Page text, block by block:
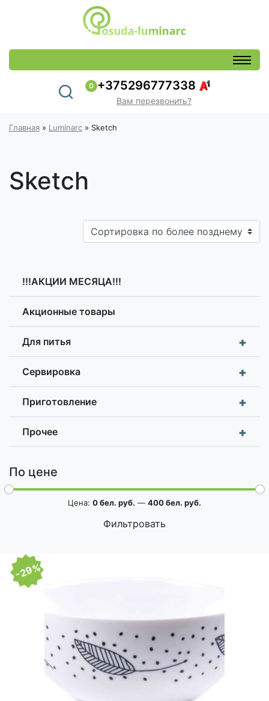
0 +375296777338
Вам перезвонить?
Главная » Luminarc » Sketch
Sketch
!!!АКЦИИ МЕСЯЦА!!!
Акционные товары
+
Для питья
+
Сервировка
+
Приготовление
+
Прочее
По цене
Фильтровать
Цена: 0 бел. руб. — 400 бел. руб.
-29%